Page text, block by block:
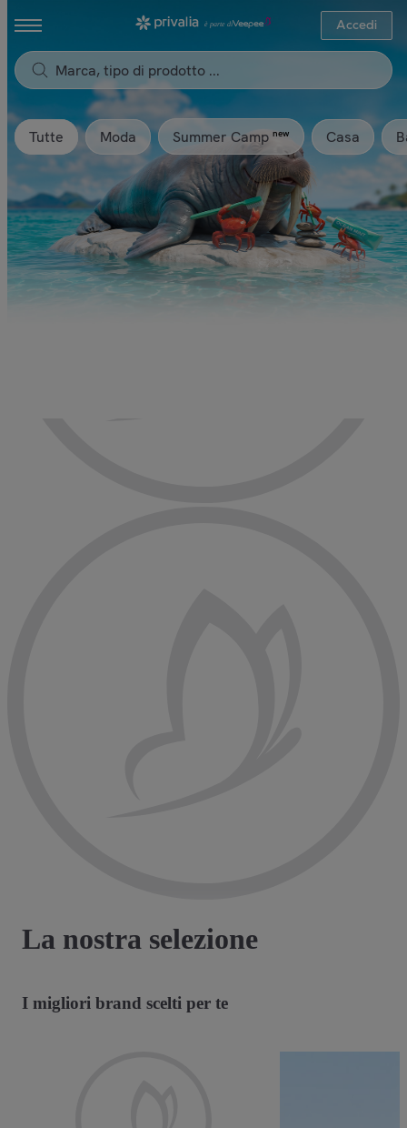
Accedi
Tutte Moda Summer Camp new Casa
La nostra selezione
I migliori brand scelti per te